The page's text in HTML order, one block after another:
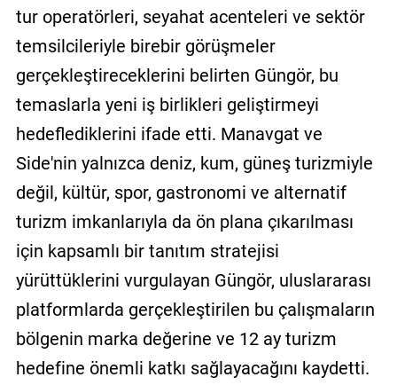
tur operatörleri, seyahat acenteleri ve sektör
temsilcileriyle birebir görüşmeler
gerçekleştireceklerini belirten Güngör, bu
temaslarla yeni iş birlikleri geliştirmeyi
hedeflediklerini ifade etti. Manavgat ve
Side'nin yalnızca deniz, kum, güneş turizmiyle
değil, kültür, spor, gastronomi ve alternatif
turizm imkanlarıyla da ön plana çıkarılması
için kapsamlı bir tanıtım stratejisi
yürüttüklerini vurgulayan Güngör, uluslararası
platformlarda gerçekleştirilen bu çalışmaların
bölgenin marka değerine ve 12 ay turizm
hedefine önemli katkı sağlayacağını kaydetti.